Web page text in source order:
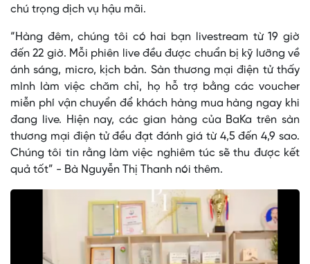
chú trọng dịch vụ hậu mãi.
“Hàng đêm, chúng tôi có hai bạn livestream từ 19 giờ
đến 22 giờ. Mỗi phiên live đều được chuẩn bị kỹ lưỡng về
ánh sáng, micro, kịch bản. Sàn thương mại điện tử thấy
mình làm việc chăm chỉ, họ hỗ trợ bằng các voucher
miễn phí vận chuyển để khách hàng mua hàng ngay khi
đang live. Hiện nay, các gian hàng của BaKa trên sàn
thương mại điện tử đều đạt đánh giá từ 4,5 đến 4,9 sao.
Chúng tôi tin rằng làm việc nghiêm túc sẽ thu được kết
quả tốt” - Bà Nguyễn Thị Thanh nói thêm.